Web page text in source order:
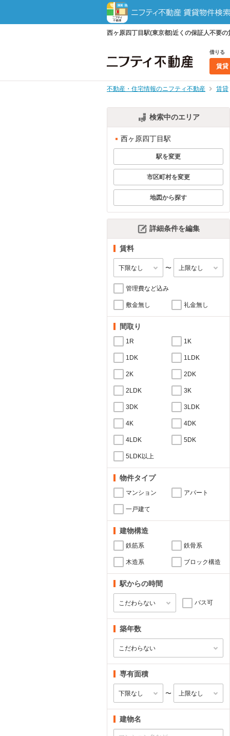
西ヶ原四丁目駅(東京都)近くの保証人不要
借りる
賃貸
不動産・住宅情報のニフティ不動産 賃貸
検索中のエリア
西ヶ原四丁目駅
駅を変更
市区町村を変更
地図から探す
詳細条件を編集
賃料
〜
管理費など込み
敷金無し 礼金無し
間取り
1R 1K
1DK 1LDK
2K 2DK
2LDK 3K
3DK 3LDK
4K 4DK
4LDK 5DK
5LDK以上
物件タイプ
マンション アパート
一戸建て
建物構造
鉄筋系 鉄骨系
木造系 ブロック構造
駅からの時間
バス可
築年数
専有面積
〜
建物名